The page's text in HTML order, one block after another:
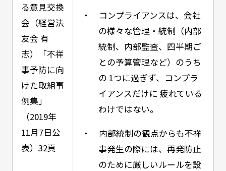
る意見交換
会（経営法
友会 有
志）「不祥
事予防に向
けた取組事
例集」
（2019年
11月7日公
表）32頁
・ コンプライアンスは、会社
の様々な管理・統制（内部
統制、内部監査、四半期ご
との予算管理など）のうち
の 1つに過ぎず、コンプラ
イアンスだけに 疲れている
わけではない。
・ 内部統制の観点からも不祥
事発生の際には、再発防止
のために厳しいルールを設